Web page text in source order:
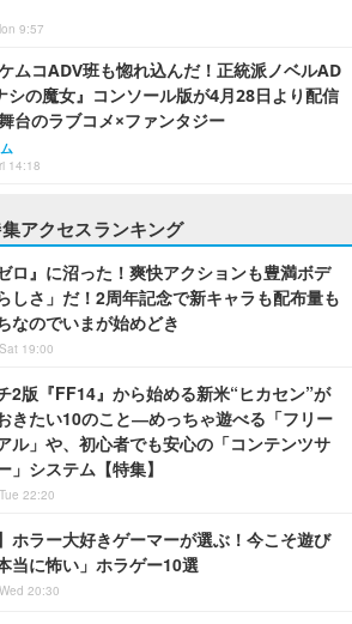
9:57
ムコADV班も惚れ込んだ！正統派ノベルAD
シの魔女』コンソール版が4月28日より配信
台のラブコメ×ファンタジー
14:18
アクセスランキング
ロ』に沼った！爽快アクションも豊満ボデ
しさ」だ！2周年記念で新キャラも配布量も
なのでいまが始めどき
19:00
2版『FF14』から始める新米“ヒカセン”が
きたい10のこと―めっちゃ遊べる「フリー
ル」や、初心者でも安心の「コンテンツサ
」システム【特集】
22:20
ホラー大好きゲーマーが選ぶ！今こそ遊び
当に怖い」ホラゲー10選
20:30